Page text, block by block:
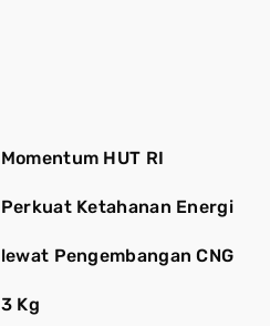
Momentum HUT RI
Perkuat Ketahanan Energi
lewat Pengembangan CNG
3 Kg